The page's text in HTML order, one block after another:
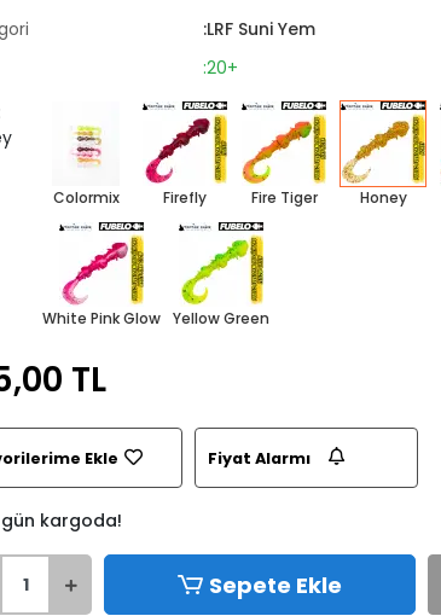
:LRF Suni Yem
:20+
Colormix Firefly Fire Tiger Honey
White Pink Glow Yellow Green
TL
Ekle Fiyat Alarmı
gün kargoda!
Sepete Ekle